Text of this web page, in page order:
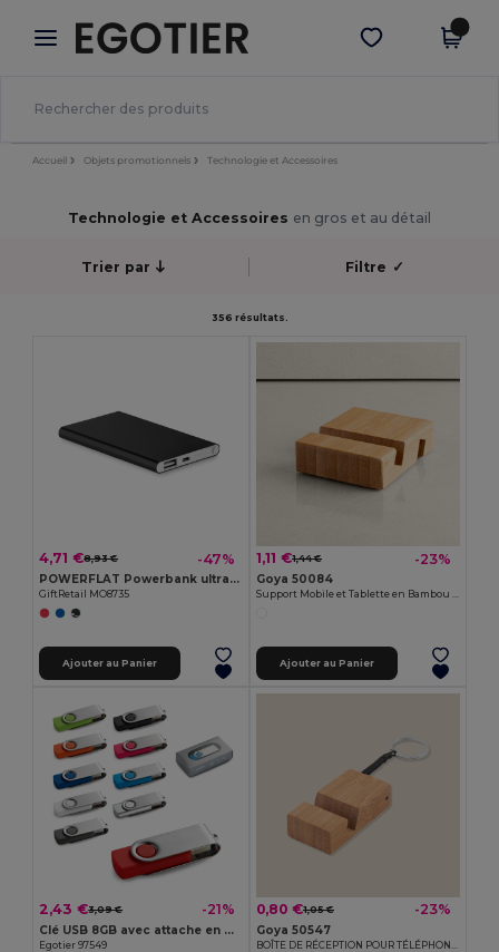
× Appli Egotier
Meilleurs prix sur l’app !
Obtenir l'appli
Accueil Objets promotionnels Technologie et Accessoires
Technologie et Accessoires en gros et au détail
Trier par Filtre ✓
356 résultats.
4,71 €8,93 € -47%
POWERFLAT Powerbank ultra plat 4000 mAh
GiftRetail MO8735
Ajouter au Panier
1,11 €1,44 € -23%
Goya 50084
Support Mobile et Tablette en Bambou FORUM
Ajouter au Panier
2,43 €3,09 € -21%
Clé USB 8GB avec attache en métal
Egotier 97549
0,80 €1,05 € -23%
Goya 50547